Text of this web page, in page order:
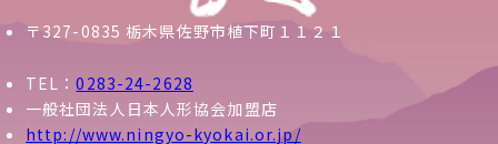
〒327-0835 栃木県佐野市植下町１１２１
TEL：0283-24-2628
一般社団法人日本人形協会加盟店
http://www.ningyo-kyokai.or.jp/